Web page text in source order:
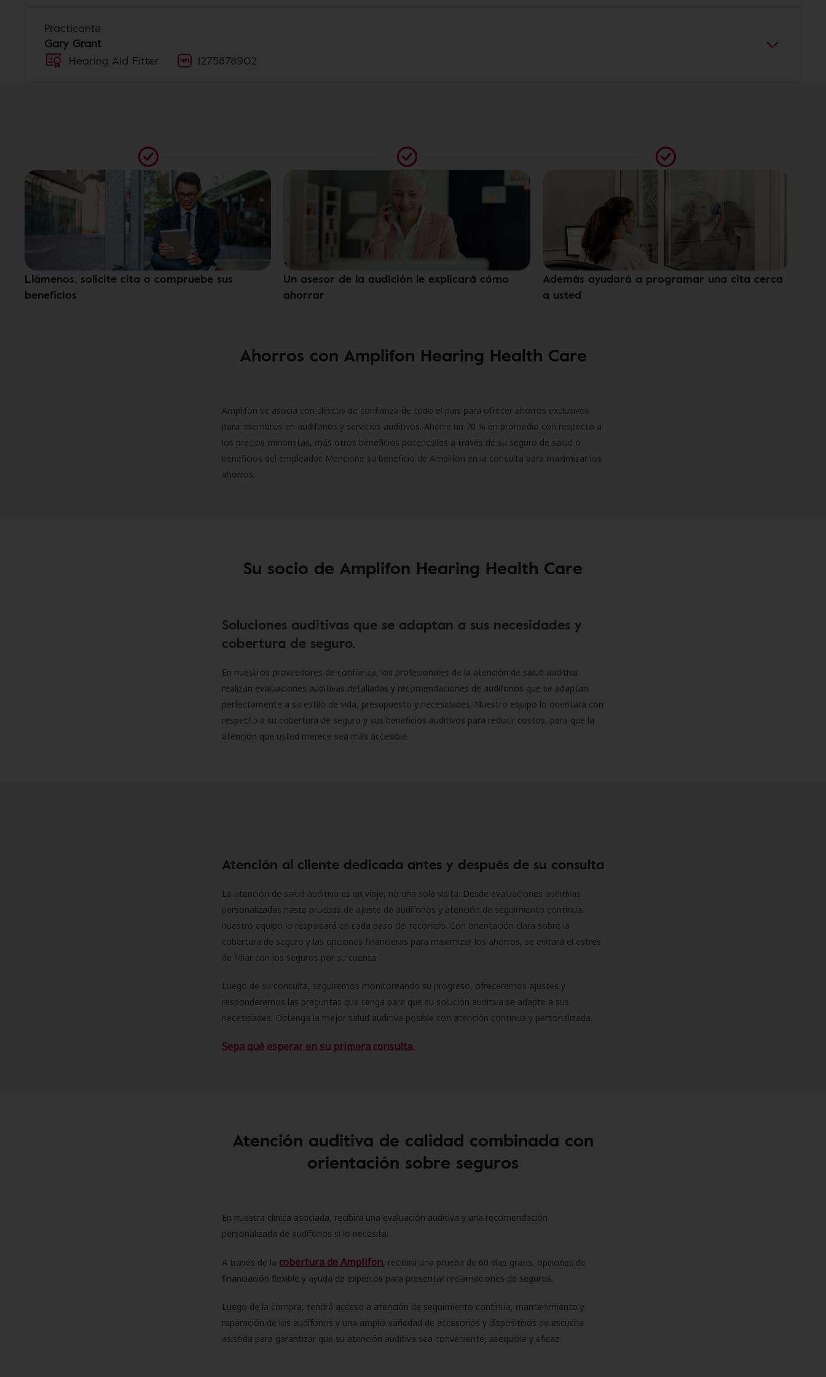
Practicante
Gary Grant
Hearing Aid Fitter
1275878902
Llámenos, solicite cita o compruebe sus
beneficios
Un asesor de la audición le explicará cómo
ahorrar
Además ayudará a programar una cita cerca
a usted
Ahorros con Amplifon Hearing Health Care
Amplifon se asocia con clínicas de confianza de todo el país para ofrecer ahorros exclusivos
para miembros en audífonos y servicios auditivos. Ahorre un 70 % en promedio con respecto a
los precios minoristas, más otros beneficios potenciales a través de su seguro de salud o
beneficios del empleador. Mencione su beneficio de Amplifon en la consulta para maximizar los
ahorros.
Su socio de Amplifon Hearing Health Care
Soluciones auditivas que se adaptan a sus necesidades y
cobertura de seguro.
En nuestros proveedores de confianza, los profesionales de la atención de salud auditiva
realizan evaluaciones auditivas detalladas y recomendaciones de audífonos que se adaptan
perfectamente a su estilo de vida, presupuesto y necesidades. Nuestro equipo lo orientará con
respecto a su cobertura de seguro y sus beneficios auditivos para reducir costos, para que la
atención que usted merece sea más accesible.
Atención al cliente dedicada antes y después de su consulta
La atención de salud auditiva es un viaje, no una sola visita. Desde evaluaciones auditivas
personalizadas hasta pruebas de ajuste de audífonos y atención de seguimiento continua,
nuestro equipo lo respaldará en cada paso del recorrido. Con orientación clara sobre la
cobertura de seguro y las opciones financieras para maximizar los ahorros, se evitará el estrés
de lidiar con los seguros por su cuenta.
Luego de su consulta, seguiremos monitoreando su progreso, ofreceremos ajustes y
responderemos las preguntas que tenga para que su solución auditiva se adapte a sus
necesidades. Obtenga la mejor salud auditiva posible con atención continua y personalizada.
Sepa qué esperar en su primera consulta.
Atención auditiva de calidad combinada con
orientación sobre seguros
En nuestra clínica asociada, recibirá una evaluación auditiva y una recomendación
personalizada de audífonos si lo necesita.
A través de la cobertura de Amplifon, recibirá una prueba de 60 días gratis, opciones de
financiación flexible y ayuda de expertos para presentar reclamaciones de seguros.
Luego de la compra, tendrá acceso a atención de seguimiento continua, mantenimiento y
reparación de los audífonos y una amplia variedad de accesorios y dispositivos de escucha
asistida para garantizar que su atención auditiva sea conveniente, asequible y eficaz.